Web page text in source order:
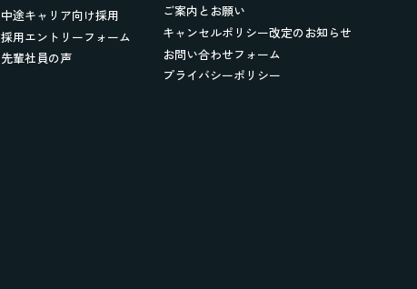
中途キャリア向け採用
採用エントリーフォーム
先輩社員の声
ご案内とお願い
キャンセルポリシー改定のお知らせ
お問い合わせフォーム
プライバシーポリシー